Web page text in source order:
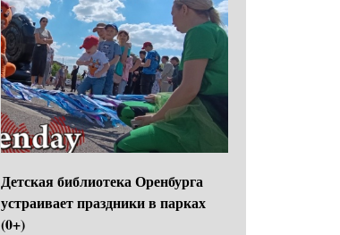
Детская библиотека Оренбурга
устраивает праздники в парках
(0+)